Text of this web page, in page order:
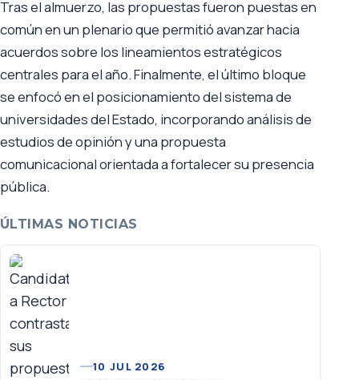
Tras el almuerzo, las propuestas fueron puestas en
común en un plenario que permitió avanzar hacia
acuerdos sobre los lineamientos estratégicos
centrales para el año. Finalmente, el último bloque
se enfocó en el posicionamiento del sistema de
universidades del Estado, incorporando análisis de
estudios de opinión y una propuesta
comunicacional orientada a fortalecer su presencia
pública.
ÚLTIMAS NOTICIAS
10 JUL 2026